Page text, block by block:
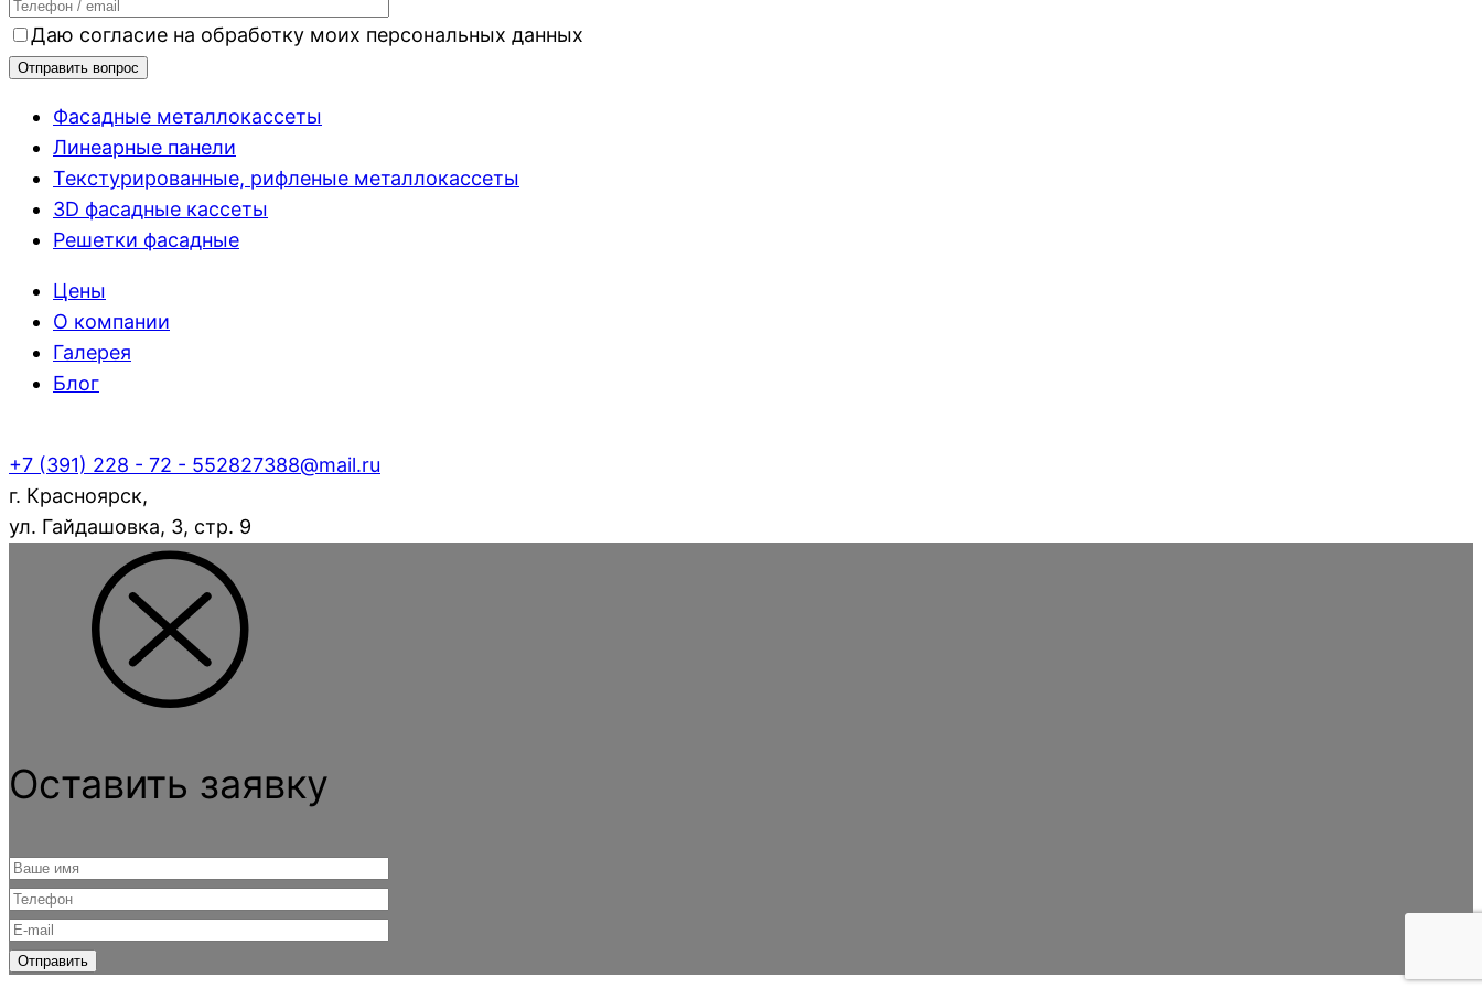
Даю согласие на обработку моих персональных данных
Фасадные металлокассеты
Линеарные панели
Текстурированные, рифленые металлокассеты
3D фасадные кассеты
Решетки фасадные
Цены
О компании
Галерея
Блог
+7 (391) 228 - 72 - 552827388@mail.ru
г. Красноярск,
ул. Гайдашовка, 3, стр. 9
Оставить заявку